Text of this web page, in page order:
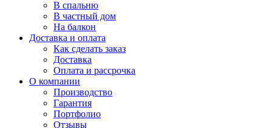
В спальню
В частный дом
На балкон
Доставка и оплата
Как сделать заказ
Доставка
Оплата и рассрочка
О компании
Производство
Гарантия
Портфолио
Отзывы